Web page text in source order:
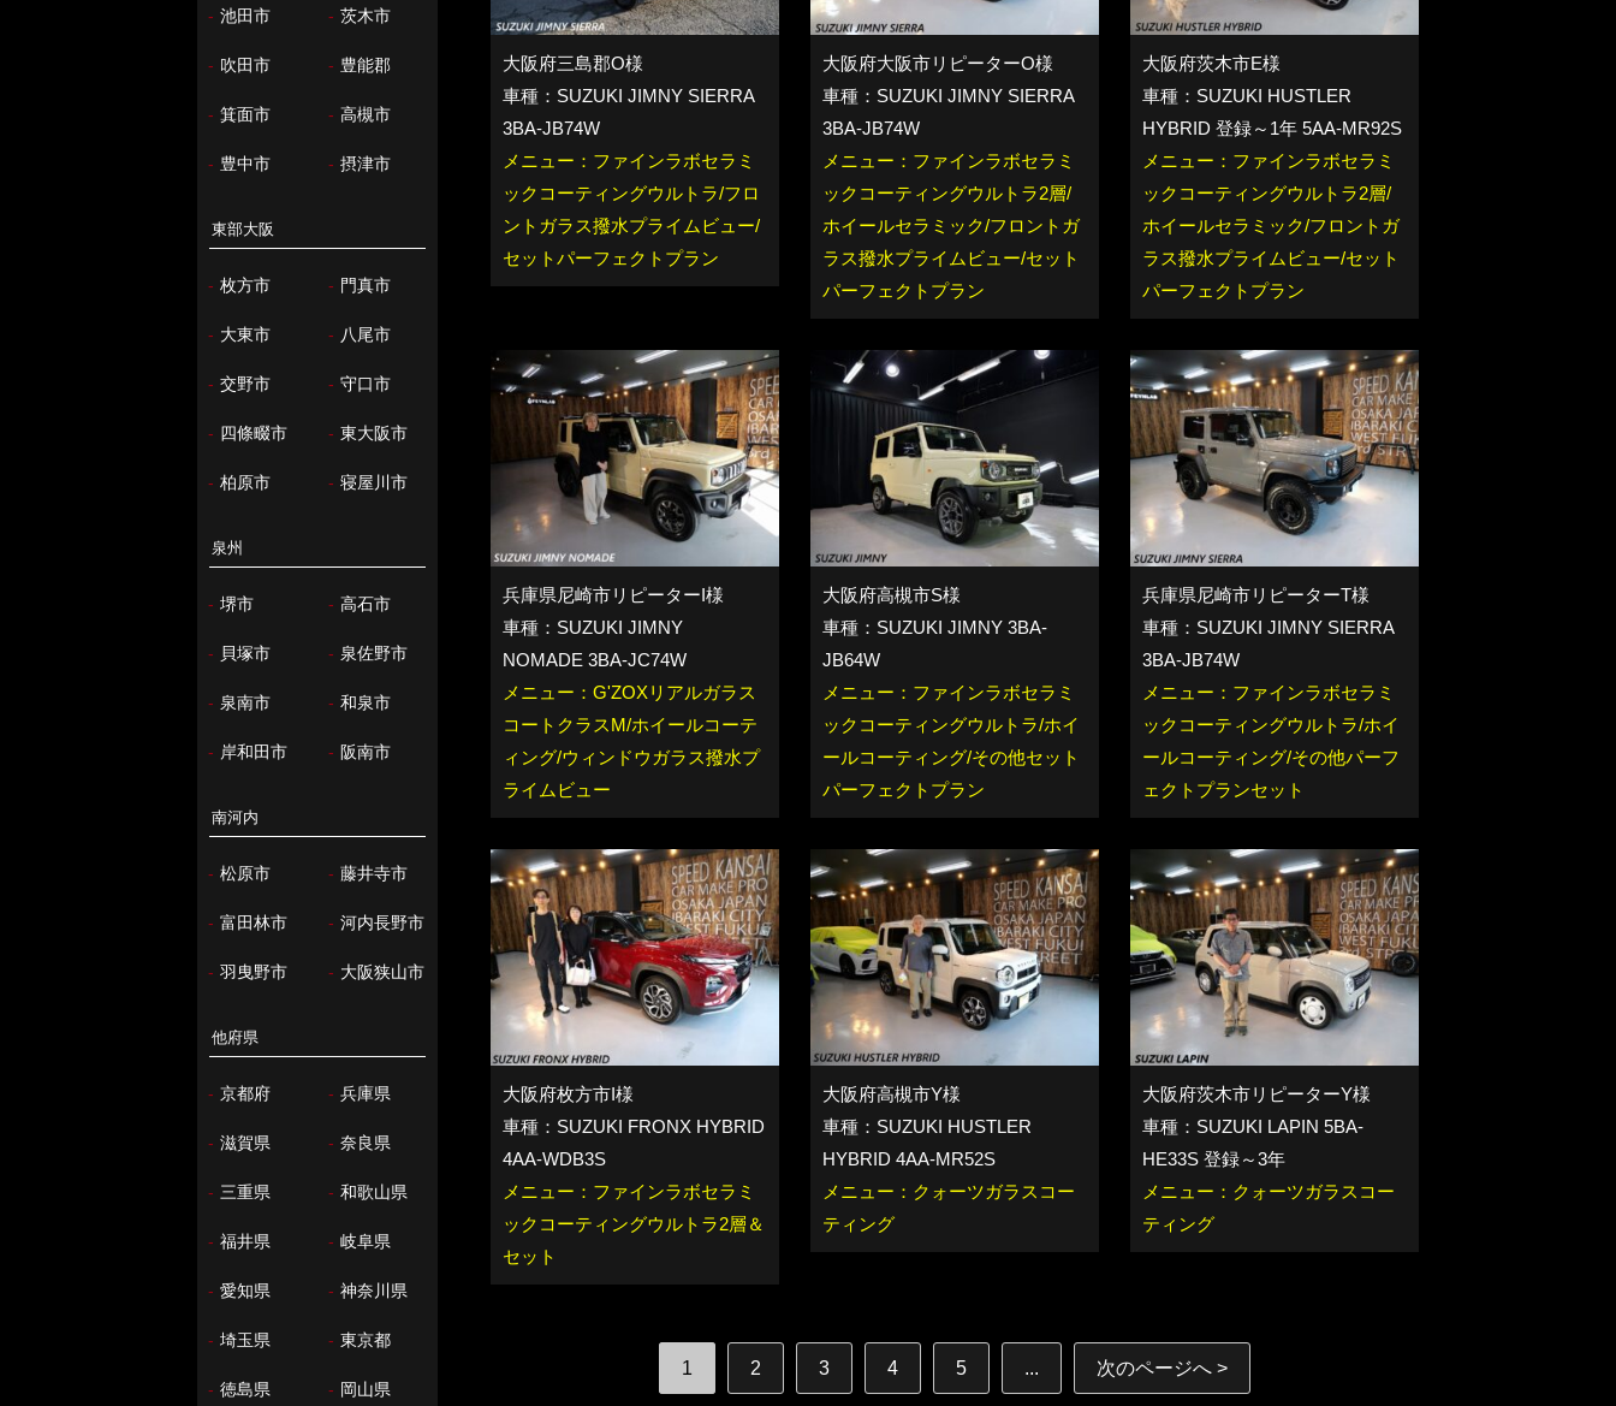
大阪府三島郡O様
車種：SUZUKI JIMNY SIERRA
3BA-JB74W
メニュー：ファインラボセラミ
ックコーティングウルトラ/フロ
ントガラス撥水プライムビュー/
セットパーフェクトプラン
大阪府大阪市リピーターO様
車種：SUZUKI JIMNY SIERRA
3BA-JB74W
メニュー：ファインラボセラミ
ックコーティングウルトラ2層/
ホイールセラミック/フロントガ
ラス撥水プライムビュー/セット
パーフェクトプラン
大阪府茨木市E様
車種：SUZUKI HUSTLER
HYBRID 登録～1年 5AA-MR92S
メニュー：ファインラボセラミ
ックコーティングウルトラ2層/
ホイールセラミック/フロントガ
ラス撥水プライムビュー/セット
パーフェクトプラン
兵庫県尼崎市リピーターI様
車種：SUZUKI JIMNY
NOMADE 3BA-JC74W
メニュー：G'ZOXリアルガラス
コートクラスM/ホイールコーテ
ィング/ウィンドウガラス撥水プ
ライムビュー
大阪府高槻市S様
車種：SUZUKI JIMNY 3BA-
JB64W
メニュー：ファインラボセラミ
ックコーティングウルトラ/ホイ
ールコーティング/その他セット
パーフェクトプラン
兵庫県尼崎市リピーターT様
車種：SUZUKI JIMNY SIERRA
3BA-JB74W
メニュー：ファインラボセラミ
ックコーティングウルトラ/ホイ
ールコーティング/その他パーフ
ェクトプランセット
大阪府枚方市I様
車種：SUZUKI FRONX HYBRID
4AA-WDB3S
メニュー：ファインラボセラミ
ックコーティングウルトラ2層＆
セット
大阪府高槻市Y様
車種：SUZUKI HUSTLER
HYBRID 4AA-MR52S
メニュー：クォーツガラスコー
ティング
大阪府茨木市リピーターY様
車種：SUZUKI LAPIN 5BA-
HE33S 登録～3年
メニュー：クォーツガラスコー
ティング
1 2 3 4 5 ... 次のページへ >
- 池田市 - 茨木市
- 吹田市 - 豊能郡
- 箕面市 - 高槻市
- 豊中市 - 摂津市
東部大阪
- 枚方市 - 門真市
- 大東市 - 八尾市
- 交野市 - 守口市
- 四條畷市 - 東大阪市
- 柏原市 - 寝屋川市
泉州
- 堺市 - 高石市
- 貝塚市 - 泉佐野市
- 泉南市 - 和泉市
- 岸和田市 - 阪南市
南河内
- 松原市 - 藤井寺市
- 富田林市 - 河内長野市
- 羽曳野市 - 大阪狭山市
他府県
- 京都府 - 兵庫県
- 滋賀県 - 奈良県
- 三重県 - 和歌山県
- 福井県 - 岐阜県
- 愛知県 - 神奈川県
- 埼玉県 - 東京都
- 徳島県 - 岡山県